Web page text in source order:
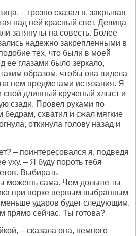
– грозно сказал я, закрывая
над ней красный свет. Девица
затянуты на совесть. Более
надежно закрепленными в
тех, что были в моей
глазами было зеркало,
образом, чтобы она видела
нем предметами истязания. Я
длинный крученый хлыст и
сзади. Провел руками по
бедрам, схватил и сжал мягкие
откинула голову назад и
– поинтересовался я, подведя
уху. – Я буду пороть тебя
Выбирать
можешь сама. Чем дольше ты
при порке первым выбранным
ударов будет следующим.
прямо сейчас. Ты готова?
– сказала она, немного